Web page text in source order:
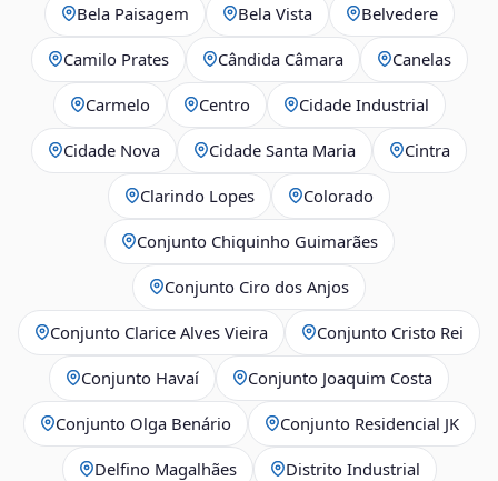
Bela Paisagem Bela Vista Belvedere
Camilo Prates Cândida Câmara Canelas
Carmelo Centro Cidade Industrial
Cidade Nova Cidade Santa Maria Cintra
Clarindo Lopes Colorado
Conjunto Chiquinho Guimarães
Conjunto Ciro dos Anjos
Conjunto Clarice Alves Vieira Conjunto Cristo Rei
Conjunto Havaí Conjunto Joaquim Costa
Conjunto Olga Benário Conjunto Residencial JK
Delfino Magalhães Distrito Industrial